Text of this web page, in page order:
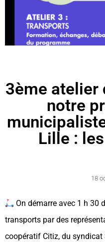
3ème atelier
notre
Lille :
18
On démarre avec 1 h 30
transports par des
coopératif Citiz, du syndicat